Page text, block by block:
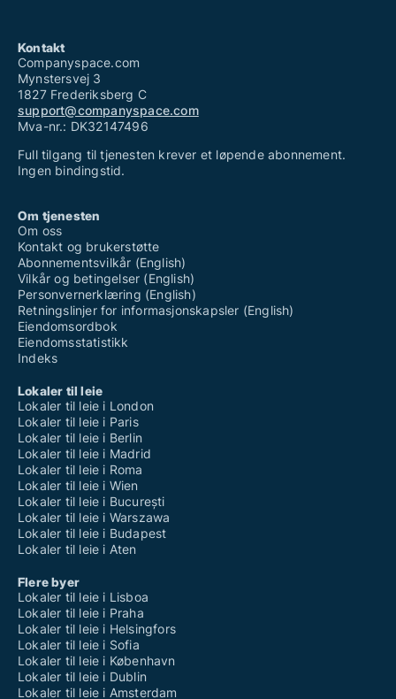
Kontakt
Companyspace.com
Mynstersvej 3
1827 Frederiksberg C
support@companyspace.com
Mva-nr.: DK32147496
Full tilgang til tjenesten krever et løpende abonnement.
Ingen bindingstid.
Om tjenesten
Om oss
Kontakt og brukerstøtte
Abonnementsvilkår (English)
Vilkår og betingelser (English)
Personvernerklæring (English)
Retningslinjer for informasjonskapsler (English)
Eiendomsordbok
Eiendomsstatistikk
Indeks
Lokaler til leie
Lokaler til leie i London
Lokaler til leie i Paris
Lokaler til leie i Berlin
Lokaler til leie i Madrid
Lokaler til leie i Roma
Lokaler til leie i Wien
Lokaler til leie i București
Lokaler til leie i Warszawa
Lokaler til leie i Budapest
Lokaler til leie i Aten
Flere byer
Lokaler til leie i Lisboa
Lokaler til leie i Praha
Lokaler til leie i Helsingfors
Lokaler til leie i Sofia
Lokaler til leie i København
Lokaler til leie i Dublin
Lokaler til leie i Amsterdam